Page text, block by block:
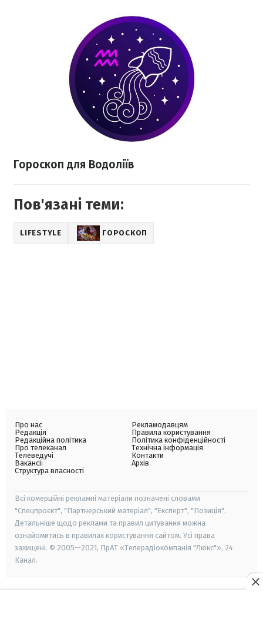
Гороскоп для Водоліїв
Пов'язані теми:
LIFESTYLE ГОРОСКОП
Про нас
Редакція
Редакційна політика
Про телеканал
Телеведучі
Вакансії
Структура власності
Рекламодавцям
Правила користування
Політика конфіденційності
Технічна інформація
Контакти
Архів
Всі комерційні рекламні матеріали позначені словами
"Спецпроєкт", "Партнерський матеріал", "Експерт", "Позиція".
Детальніше щодо реклами та правил цитування можна
ознайомитись в правилах користування сайтом. Усі права
захищені. © 2005—2021, ПрАТ «Телерадіокомпанія "Люкс"», 24
Канал.